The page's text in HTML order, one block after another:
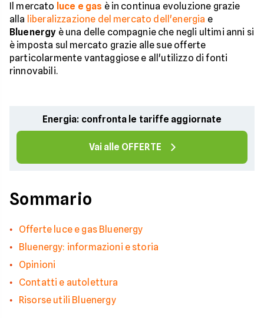
Il mercato luce e gas è in continua evoluzione grazie
alla liberalizzazione del mercato dell'energia e
Bluenergy è una delle compagnie che negli ultimi anni si
è imposta sul mercato grazie alle sue offerte
particolarmente vantaggiose e all'utilizzo di fonti
rinnovabili.
Energia: confronta le tariffe aggiornate
Vai alle OFFERTE
Sommario
Offerte luce e gas Bluenergy
Bluenergy: informazioni e storia
Opinioni
Contatti e autolettura
Risorse utili Bluenergy